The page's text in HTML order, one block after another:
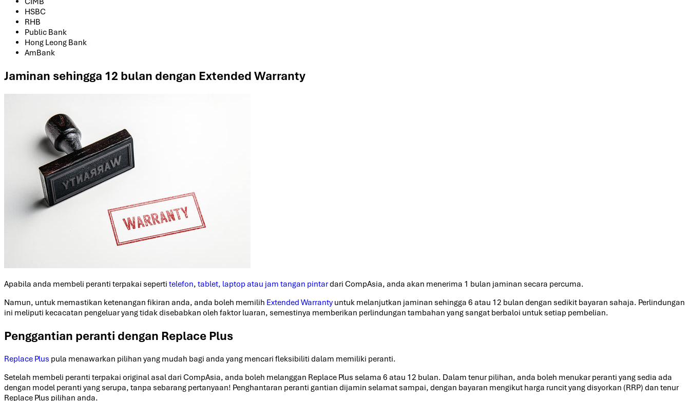
HSBC
RHB
Public Bank
Hong Leong Bank
AmBank
Jaminan sehingga 12 bulan dengan Extended Warranty
Apabila anda membeli peranti terpakai seperti telefon, tablet, laptop atau jam tangan pintardari CompAsia, anda akan menerima 1 bulan jaminan secara percuma.
Namun, untuk memastikan ketenangan fikiran anda, anda boleh memilih Extended Warranty untuk melanjutkan jaminan sehingga 6 atau 12 bulan dengan sedikit bayaran sahaja. Perlindungan
ini meliputi kecacatan pengeluar yang tidak disebabkan oleh faktor luaran, semestinya memberikan perlindungan tambahan yang sangat berbaloi untuk setiap pembelian.
Penggantian peranti dengan Replace Plus
Replace Plus pula menawarkan pilihan yang mudah bagi anda yang mencari fleksibiliti dalam memiliki peranti.
Setelah membeli peranti terpakai original asal dari CompAsia, anda boleh melanggan Replace Plus selama 6 atau 12 bulan. Dalam tenur pilihan, anda boleh menukar peranti yang sedia ada
dengan model peranti yang serupa, tanpa sebarang pertanyaan! Penghantaran peranti gantian dijamin selamat sampai, dengan bayaran mengikut harga runcit yang disyorkan (RRP) dan tenur
Replace Plus pilihan anda.